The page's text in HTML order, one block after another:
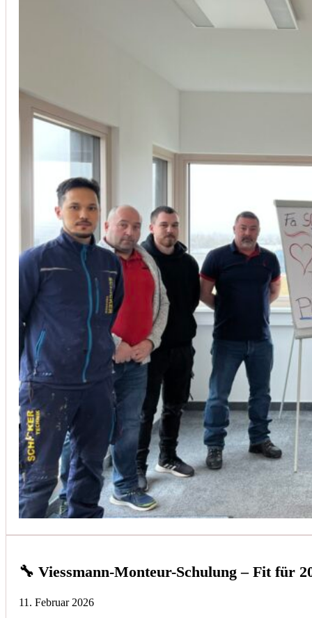
🔧 Viessmann-Monteur-Schulung – Fit für
11. Februar 2026